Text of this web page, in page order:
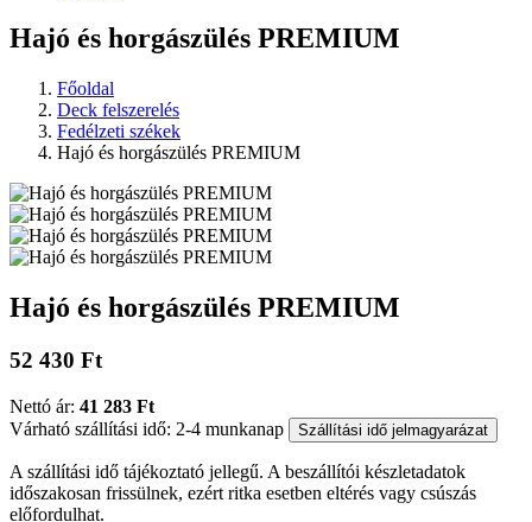
Hajó és horgászülés PREMIUM
Főoldal
Deck felszerelés
Fedélzeti székek
Hajó és horgászülés PREMIUM
Hajó és horgászülés PREMIUM
52 430 Ft
Nettó ár: 41 283 Ft
Várható szállítási idő: 2-4 munkanap
Szállítási idő jelmagyarázat
A szállítási idő tájékoztató jellegű. A beszállítói készletadatok
időszakosan frissülnek, ezért ritka esetben eltérés vagy csúszás
előfordulhat.